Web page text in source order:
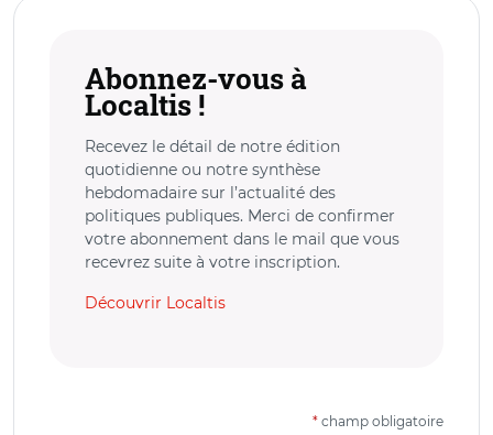
Abonnez-vous à
Localtis !
Recevez le détail de notre édition
quotidienne ou notre synthèse
hebdomadaire sur l’actualité des
politiques publiques. Merci de confirmer
votre abonnement dans le mail que vous
recevrez suite à votre inscription.
Découvrir Localtis
* champ obligatoire